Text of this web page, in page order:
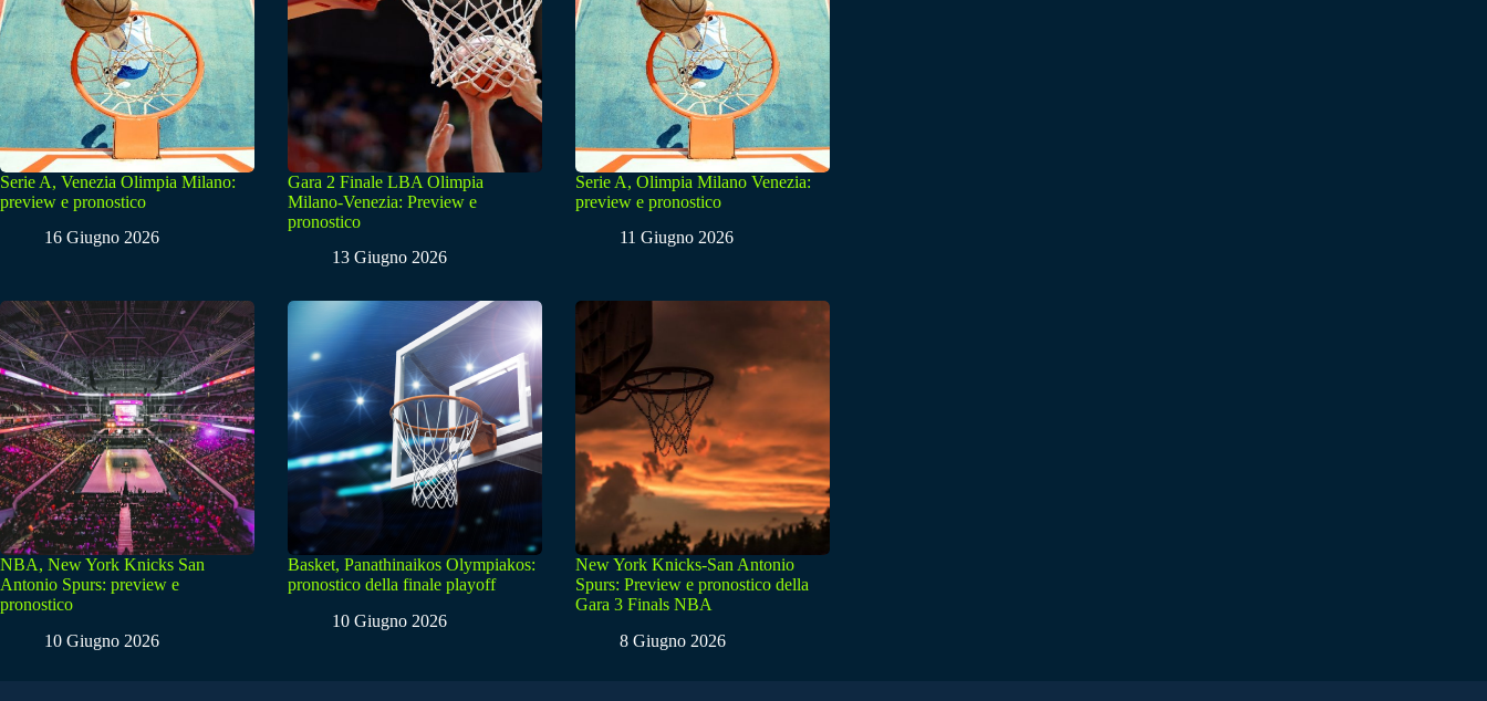
Serie A, Venezia Olimpia Milano:
preview e pronostico
16 Giugno 2026
Gara 2 Finale LBA Olimpia
Milano-Venezia: Preview e
pronostico
13 Giugno 2026
Serie A, Olimpia Milano Venezia:
preview e pronostico
11 Giugno 2026
NBA, New York Knicks San
Antonio Spurs: preview e
pronostico
10 Giugno 2026
Basket, Panathinaikos Olympiakos:
pronostico della finale playoff
10 Giugno 2026
New York Knicks-San Antonio
Spurs: Preview e pronostico della
Gara 3 Finals NBA
8 Giugno 2026